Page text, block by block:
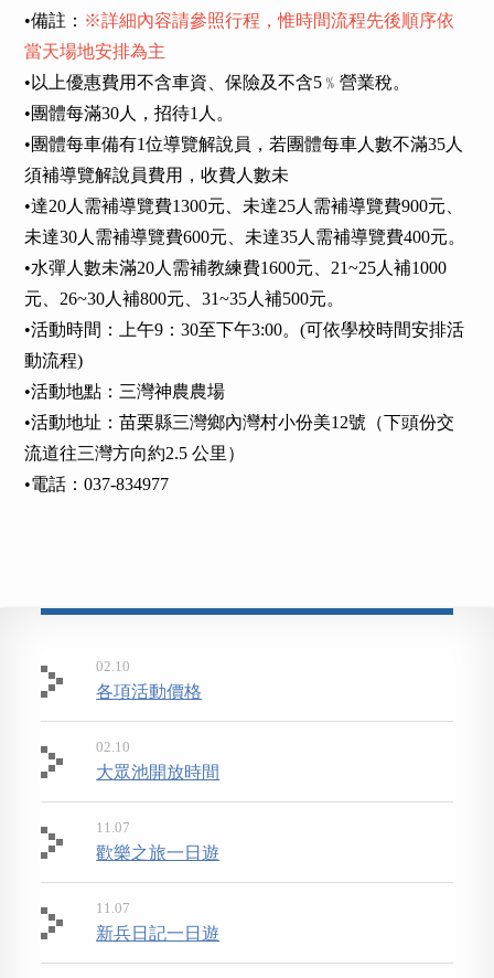
•備註： ※詳細內容請參照行程，惟時間流程先後順序依
當天場地安排為主
•以上優惠費用不含車資、保險及不含5﹪營業稅。
•團體每滿30人，招待1人。
•團體每車備有1位導覽解說員，若團體每車人數不滿35人
須補導覽解說員費用，收費人數未
•達20人需補導覽費1300元、未達25人需補導覽費900元、
未達30人需補導覽費600元、未達35人需補導覽費400元。
•水彈人數未滿20人需補教練費1600元、21~25人補1000
元、26~30人補800元、31~35人補500元。
•活動時間：上午9：30至下午3:00。(可依學校時間安排活
動流程)
•活動地點：三灣神農農場
•活動地址：苗栗縣三灣鄉內灣村小份美12號（下頭份交
流道往三灣方向約2.5 公里）
•電話：037-834977
02.10
各項活動價格
02.10
大眾池開放時間
11.07
歡樂之旅一日遊
11.07
新兵日記一日遊